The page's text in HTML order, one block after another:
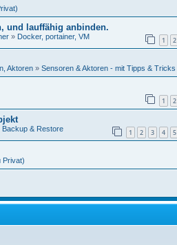
und lauffähig anbinden.
1 2
» Docker, portainer, VM
Aktoren » Sensoren & Aktoren - mit Tipps & Tricks
1 2
1 2 3 4 5
Backup & Restore
Privat)